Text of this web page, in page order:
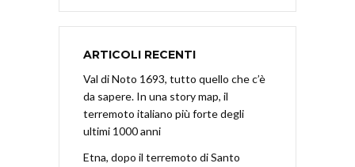
ARTICOLI RECENTI
Val di Noto 1693, tutto quello che c’è
da sapere. In una story map, il
terremoto italiano più forte degli
ultimi 1000 anni
Etna, dopo il terremoto di Santo